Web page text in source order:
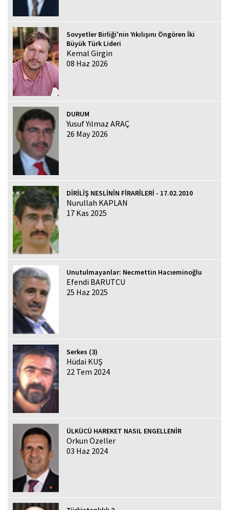
Sovyetler Birliği'nin Yıkılışını Öngören İki
Büyük Türk Lideri
Kemal Girgin
08 Haz 2026
DURUM
Yusuf Yılmaz ARAÇ
26 May 2026
DİRİLİŞ NESLİNİN FİRARÎLERİ - 17.02.2010
Nurullah KAPLAN
17 Kas 2025
Unutulmayanlar: Necmettin Hacıeminoğlu
Efendi BARUTCU
25 Haz 2025
Serkes (3)
Hüdai KUŞ
22 Tem 2024
ÜLKÜCÜ HAREKET NASIL ENGELLENİR
Orkun Özeller
03 Haz 2024